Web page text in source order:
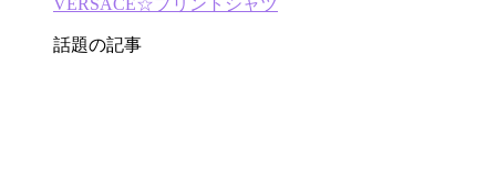
VERSACE☆プリントシャツ
話題の記事